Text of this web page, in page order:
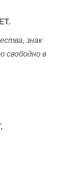
знак
свободно в